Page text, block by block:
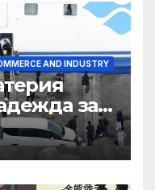
AND INDUSTRY
за